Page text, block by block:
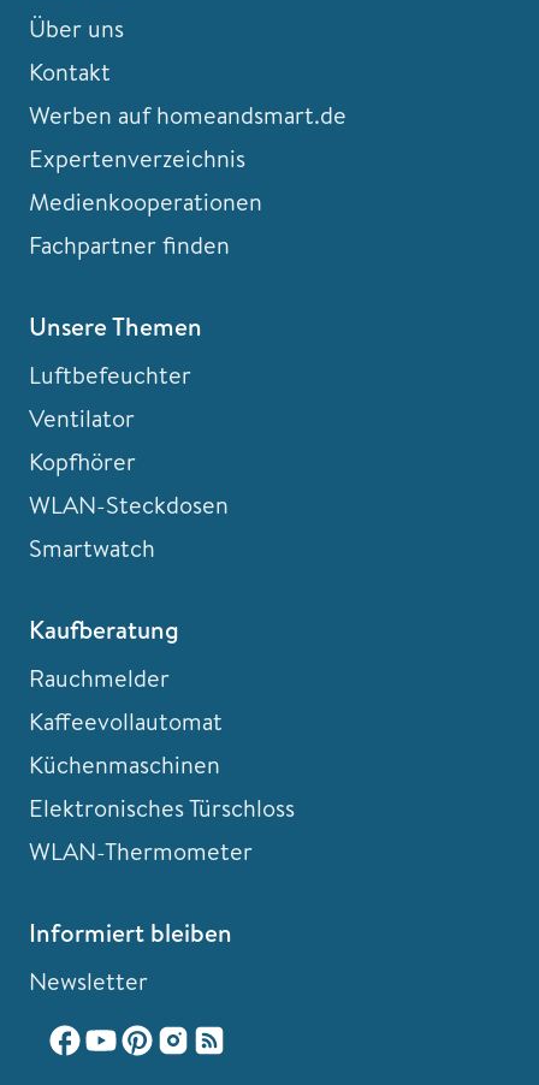
Über uns
Kontakt
Werben auf homeandsmart.de
Expertenverzeichnis
Medienkooperationen
Fachpartner finden
Unsere Themen
Luftbefeuchter
Ventilator
Kopfhörer
WLAN-Steckdosen
Smartwatch
Kaufberatung
Rauchmelder
Kaffeevollautomat
Küchenmaschinen
Elektronisches Türschloss
WLAN-Thermometer
Informiert bleiben
Newsletter